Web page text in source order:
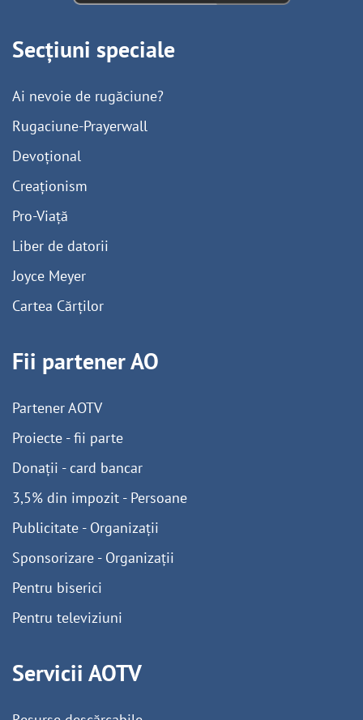
Secțiuni speciale
Ai nevoie de rugăciune?
Rugaciune-Prayerwall
Devoțional
Creaționism
Pro-Viață
Liber de datorii
Joyce Meyer
Cartea Cărților
Fii partener AO
Partener AOTV
Proiecte - fii parte
Donații - card bancar
3,5% din impozit - Persoane
Publicitate - Organizații
Sponsorizare - Organizații
Pentru biserici
Pentru televiziuni
Servicii AOTV